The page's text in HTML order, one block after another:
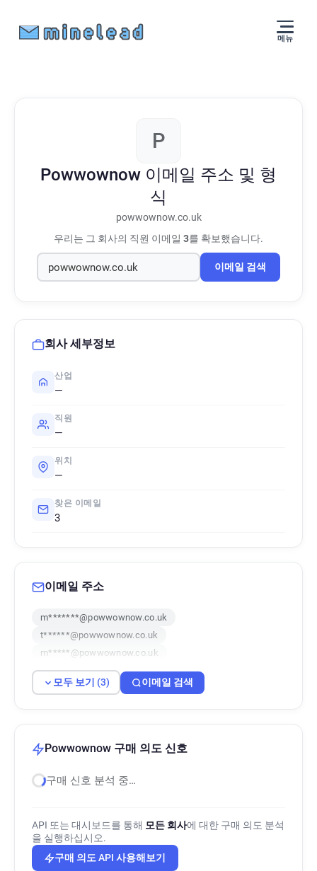
메뉴
P
Powwownow 이메일 주소 및 형
식
powwownow.co.uk
우리는 그 회사의 직원 이메일 3를 확보했습니다.
이메일 검색
회사 세부정보
산업
—
직원
—
위치
—
찾은 이메일
3
이메일 주소
m*******@powwownow.co.uk
t******@powwownow.co.uk
m*****@powwownow.co.uk
모두 보기 (3) 이메일 검색
Powwownow 구매 의도 신호
구매 신호 분석 중…
API 또는 대시보드를 통해 모든 회사에 대한 구매 의도 분석
을 실행하십시오.
구매 의도 API 사용해보기